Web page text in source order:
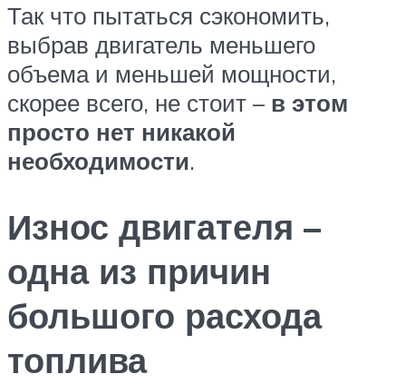
Так что пытаться сэкономить,
выбрав двигатель меньшего
объема и меньшей мощности,
скорее всего, не стоит – в этом
просто нет никакой
необходимости.
Износ двигателя –
одна из причин
большого расхода
топлива